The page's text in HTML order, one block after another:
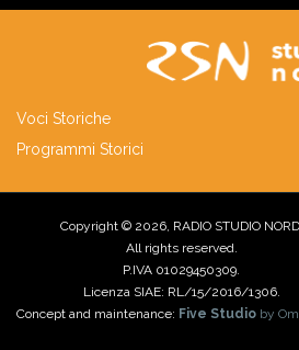
Voci Storiche
Programmi Storici
Copyright © 2026, RADIO STUDIO
All rights reserved.
P.IVA 01029450309.
Licenza SIAE: RL/15/2016/1306.
Concept and maintenance: Five Studio by